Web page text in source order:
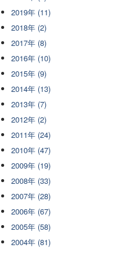
2019年 (11)
2018年 (2)
2017年 (8)
2016年 (10)
2015年 (9)
2014年 (13)
2013年 (7)
2012年 (2)
2011年 (24)
2010年 (47)
2009年 (19)
2008年 (33)
2007年 (28)
2006年 (67)
2005年 (58)
2004年 (81)